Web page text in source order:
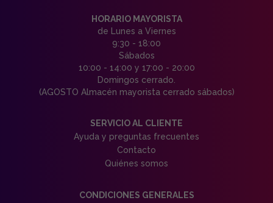
HORARIO MAYORISTA
de Lunes a Viernes
9:30 - 18:00
Sábados
10:00 - 14:00 y 17:00 - 20:00
Domingos cerrado.
(AGOSTO Almacén mayorista cerrado sábados)
SERVICIO AL CLIENTE
Ayuda y preguntas frecuentes
Contacto
Quiénes somos
CONDICIONES GENERALES